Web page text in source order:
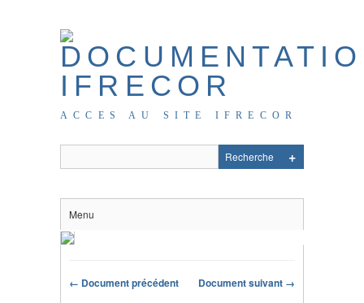
ACCES AU SITE IFRECOR
Menu
← Document précédent Document suivant →